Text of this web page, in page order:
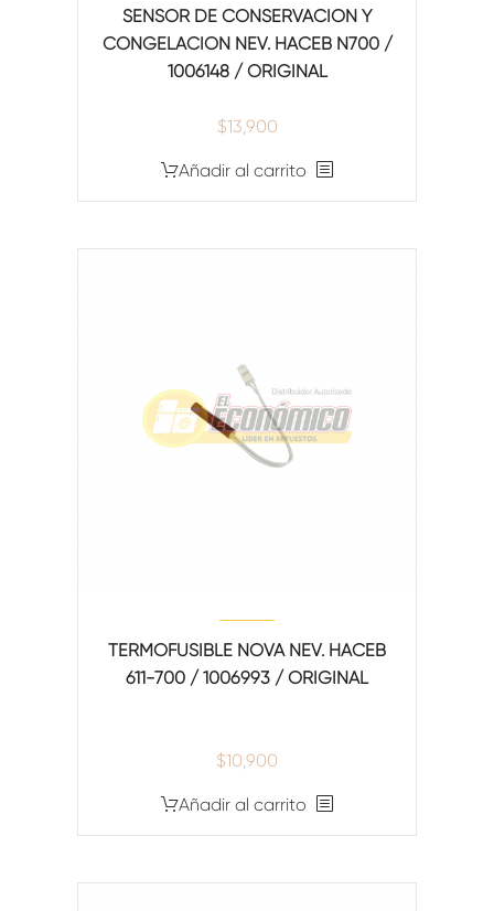
SENSOR DE CONSERVACION Y
CONGELACION NEV. HACEB N700 /
1006148 / ORIGINAL
$13,900
Añadir al carrito
TERMOFUSIBLE NOVA NEV. HACEB
611-700 / 1006993 / ORIGINAL
$10,900
Añadir al carrito